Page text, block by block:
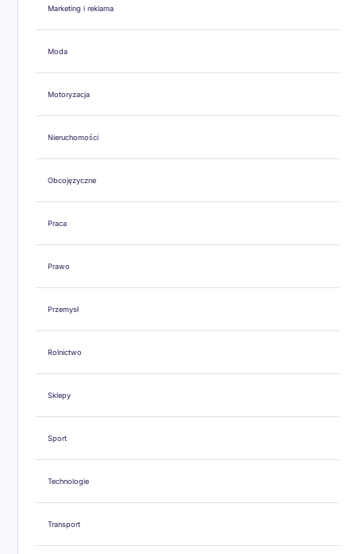
Marketing i reklama
Moda
Motoryzacja
Nieruchomości
Obcojęzyczne
Praca
Prawo
Przemysł
Rolnictwo
Sklepy
Sport
Technologie
Transport